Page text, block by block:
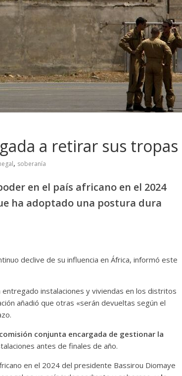
a retirar sus tropas
, soberanía
en el país africano en el 2024
ha adoptado una postura dura
declive de su influencia en África, informó este
entregado instalaciones y viviendas en los distritos
añadió que otras «serán devueltas según el
conjunta encargada de gestionar la
antes de finales de año.
en el 2024 del presidente Bassirou Diomaye